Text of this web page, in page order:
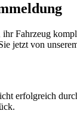
Fahrzeug
jetzt von
erfolgreich